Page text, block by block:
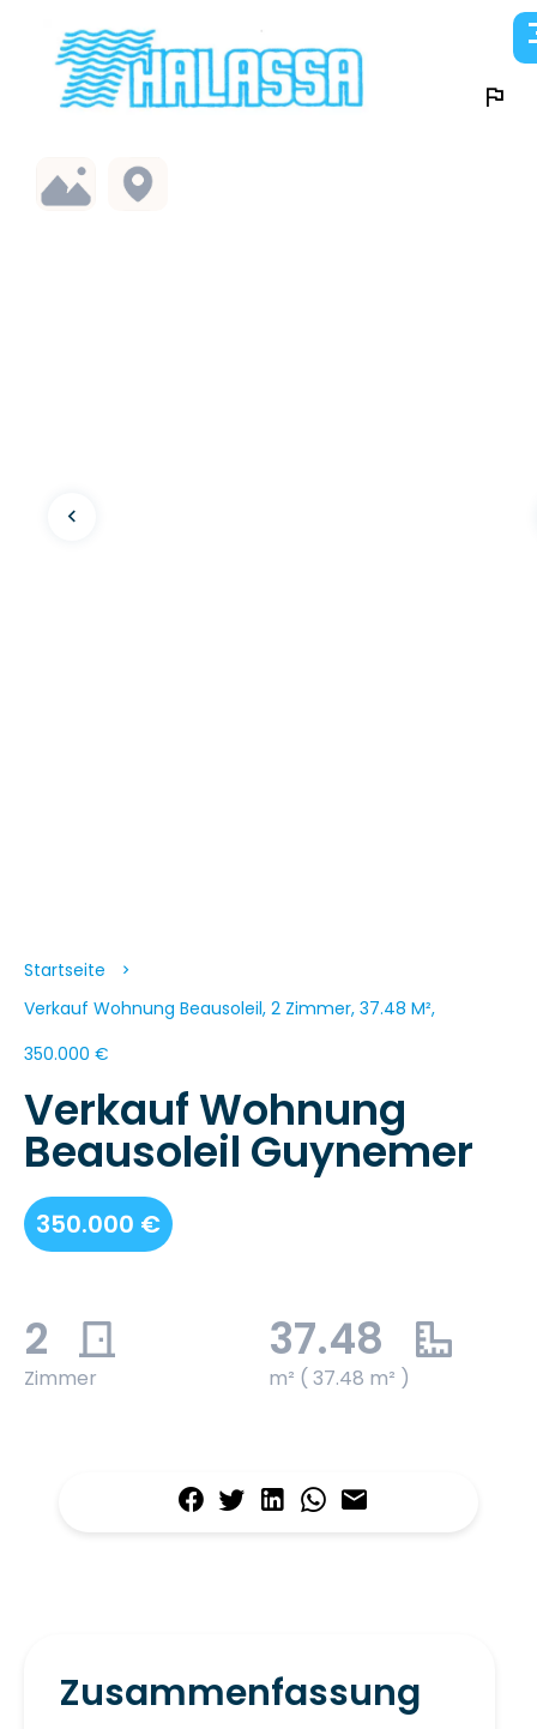
Startseite
Verkauf Wohnung Beausoleil, 2 Zimmer, 37.48 M²,
350.000 €
Verkauf Wohnung
Beausoleil Guynemer
350.000 €
2
Zimmer
37.48
m² ( 37.48 m² )
Zusammenfassung